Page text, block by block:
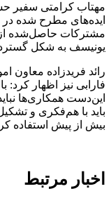
مهتاب کرامتی سفیر
ایده‌های مطرح شده
مشترکات حاصل‌شده از
یونیسف به شکل
رائد فریدزاده معاون
فارابی نیز اظهار کرد:
این‌دست همکاری‌ها
بیش از پیش استفاده
اخبار مرتبط